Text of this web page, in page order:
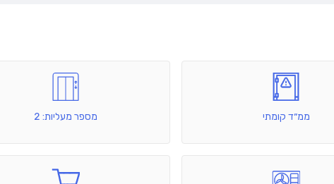
ממ״ד קומתי מספר מעליות: 2